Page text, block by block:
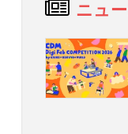
ニュ